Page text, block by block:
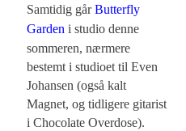
Samtidig gårButterfly
Garden i studio denne
sommeren, nærmere
bestemt i studioet til Even
Johansen (også kalt
Magnet, og tidligere gitarist
i Chocolate Overdose).